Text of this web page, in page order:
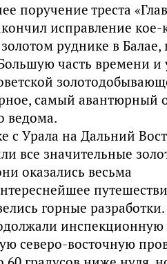
поручение треста
исправление кое-
руднике в Балае,
часть времени и
самый авантюрный
ведома.
Урала на Дальний
все значительные
оказались весьма
горные
инспекционную
северо-восточную